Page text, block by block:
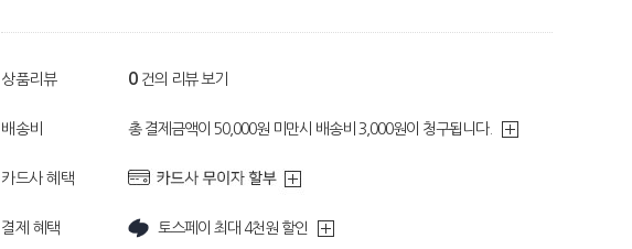
상품리뷰 0 건의 리뷰 보기
배송비 총 결제금액이 50,000원 미만시 배송비 3,000원이 청구됩니다.
카드사 혜택
결제 혜택 토스페이 최대 4천원 할인